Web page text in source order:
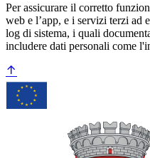
Per assicurare il corretto
web e l’app, e i servizi terzi ad
log di sistema, i quali
includere dati personali come